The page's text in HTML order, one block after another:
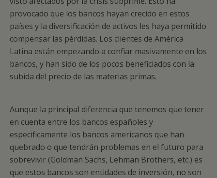
provocado que los bancos hayan crecido en estos
países y la diversificación de activos les haya permitido
compensar las pérdidas. Los clientes de América
Latina están empezando a confiar masivamente en los
bancos, y han sido de los pocos beneficiados con la
subida del precio de las materias primas.
Aunque la principal diferencia que tenemos que tener
en cuenta entre los bancos españoles y
especificamente los bancos americanos que han
quebrado o que tendrán problemas en el futuro para
sobrevivir (Goldman Sachs, Lehman Brothers, etc.) es
que estos bancos son entidades de inversión, no son